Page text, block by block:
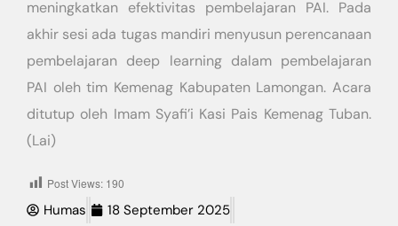
meningkatkan efektivitas pembelajaran PAI. Pada
akhir sesi ada tugas mandiri menyusun perencanaan
pembelajaran deep learning dalam pembelajaran
PAI oleh tim Kemenag Kabupaten Lamongan. Acara
ditutup oleh Imam Syafi’i Kasi Pais Kemenag Tuban.
(Lai)
Post Views: 190
Humas
18 September 2025